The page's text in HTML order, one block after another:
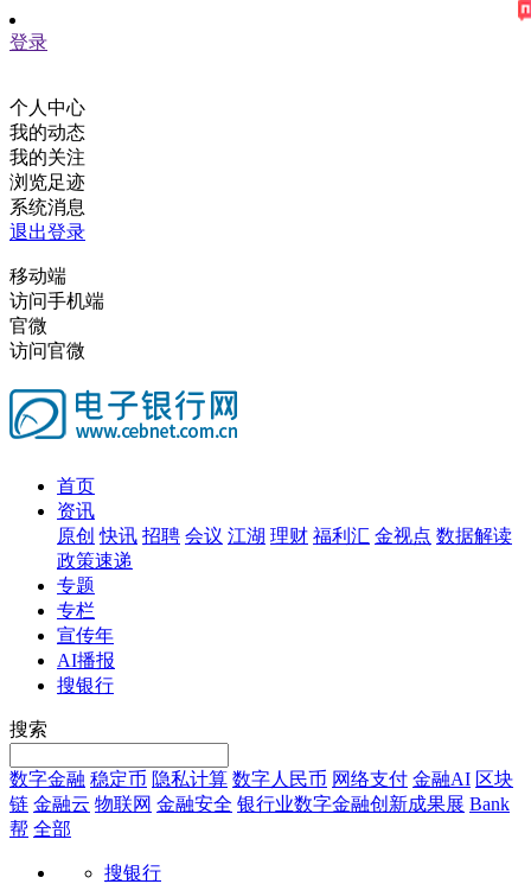
登录
个人中心
我的动态
我的关注
浏览足迹
系统消息
退出登录
移动端
访问手机端
官微
访问官微
首页
资讯
原创 快讯 招聘 会议 江湖 理财 福利汇 金视点 数据解读
政策速递
专题
专栏
宣传年
AI播报
搜银行
搜索
数字金融 稳定币 隐私计算 数字人民币 网络支付 金融AI 区块
链 金融云 物联网 金融安全 银行业数字金融创新成果展 Bank
帮 全部
搜银行